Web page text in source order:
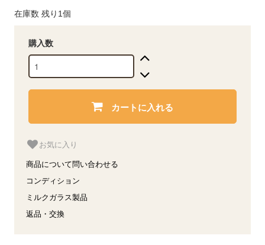
在庫数 残り1個
購入数
カートに入れる
お気に入り
商品について問い合わせる
コンディション
ミルクガラス製品
返品・交換